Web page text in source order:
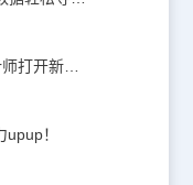
浩辰CAD看图王三维剖切，为设计师打开新世界的大门！
！